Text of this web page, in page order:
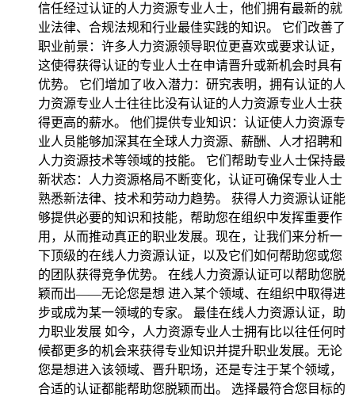
信任经过认证的人力资源专业人士，他们拥有最新的就
业法律、合规法规和行业最佳实践的知识。 它们改善了
职业前景：许多人力资源领导职位更喜欢或要求认证，
这使得获得认证的专业人士在申请晋升或新机会时具有
优势。 它们增加了收入潜力：研究表明，拥有认证的人
力资源专业人士往往比没有认证的人力资源专业人士获
得更高的薪水。 他们提供专业知识：认证使人力资源专
业人员能够加深其在全球人力资源、薪酬、人才招聘和
人力资源技术等领域的技能。 它们帮助专业人士保持最
新状态：人力资源格局不断变化，认证可确保专业人士
熟悉新法律、技术和劳动力趋势。 获得人力资源认证能
够提供必要的知识和技能，帮助您在组织中发挥重要作
用，从而推动真正的职业发展。现在，让我们来分析一
下顶级的在线人力资源认证，以及它们如何帮助您或您
的团队获得竞争优势。 在线人力资源认证可以帮助您脱
颖而出——无论您是想 进入某个领域、在组织中取得进
步或成为某一领域的专家。 最佳在线人力资源认证，助
力职业发展 如今，人力资源专业人士拥有比以往任何时
候都更多的机会来获得专业知识并提升职业发展。无论
您是想进入该领域、晋升职场，还是专注于某个领域，
合适的认证都能帮助您脱颖而出。 选择最符合您目标的